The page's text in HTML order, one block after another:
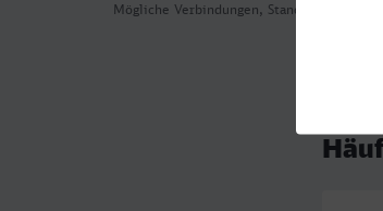
Mögliche Verbindungen, Stand: 2026-08-02